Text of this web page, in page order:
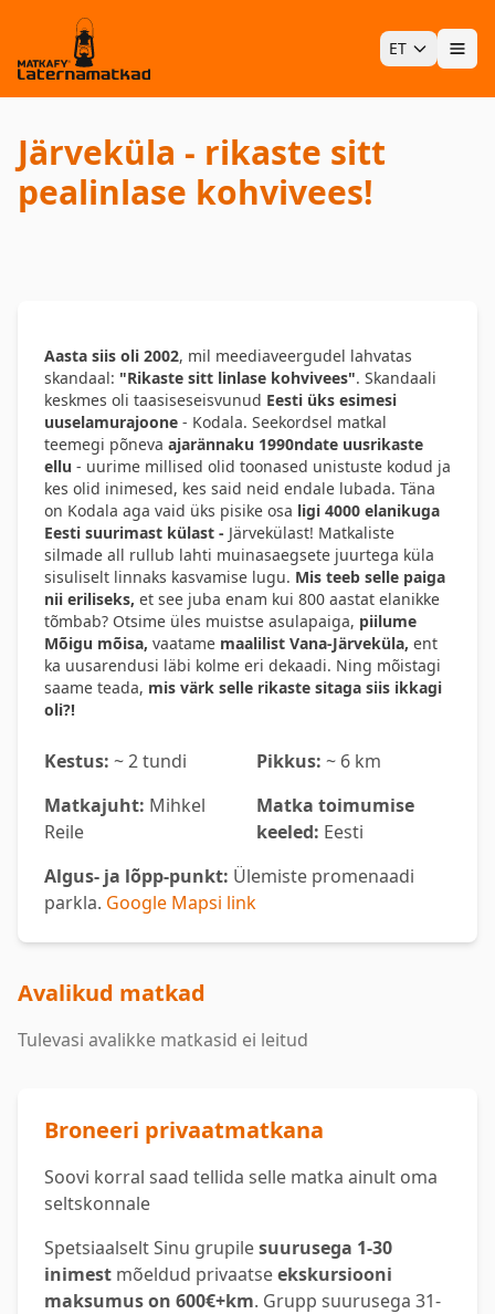
ET Ava
Järveküla - rikaste sitt
pealinlase kohvivees!
Aasta siis oli 2002, mil meediaveergudel lahvatas
skandaal: "Rikaste sitt linlase kohvivees". Skandaali
keskmes oli taasiseseisvunud Eesti üks esimesi
uuselamurajoone - Kodala. Seekordsel matkal
teemegi põneva ajarännaku 1990ndate uusrikaste
ellu - uurime millised olid toonased unistuste kodud ja
kes olid inimesed, kes said neid endale lubada. Täna
on Kodala aga vaid üks pisike osa ligi 4000 elanikuga
Eesti suurimast külast - Järvekülast! Matkaliste
silmade all rullub lahti muinasaegsete juurtega küla
sisuliselt linnaks kasvamise lugu. Mis teeb selle paiga
nii eriliseks, et see juba enam kui 800 aastat elanikke
tõmbab? Otsime üles muistse asulapaiga, piilume
Mõigu mõisa, vaatame maalilist Vana-Järveküla, ent
ka uusarendusi läbi kolme eri dekaadi. Ning mõistagi
saame teada, mis värk selle rikaste sitaga siis ikkagi
oli?!
Kestus: ~ 2 tundi Pikkus: ~ 6 km
Matkajuht: Mihkel
Reile
Matka toimumise
keeled: Eesti
Algus- ja lõpp-punkt: Ülemiste promenaadi
parkla. Google Mapsi link
Avalikud matkad
Tulevasi avalikke matkasid ei leitud
Broneeri privaatmatkana
Soovi korral saad tellida selle matka ainult oma
seltskonnale
Spetsiaalselt Sinu grupilesuurusega 1-30
inimest mõeldud privaatseekskursiooni
maksumus on 600€+km. Grupp suurusega 31-